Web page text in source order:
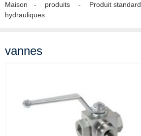
Maison produits Produit standard
hydrauliques
vannes